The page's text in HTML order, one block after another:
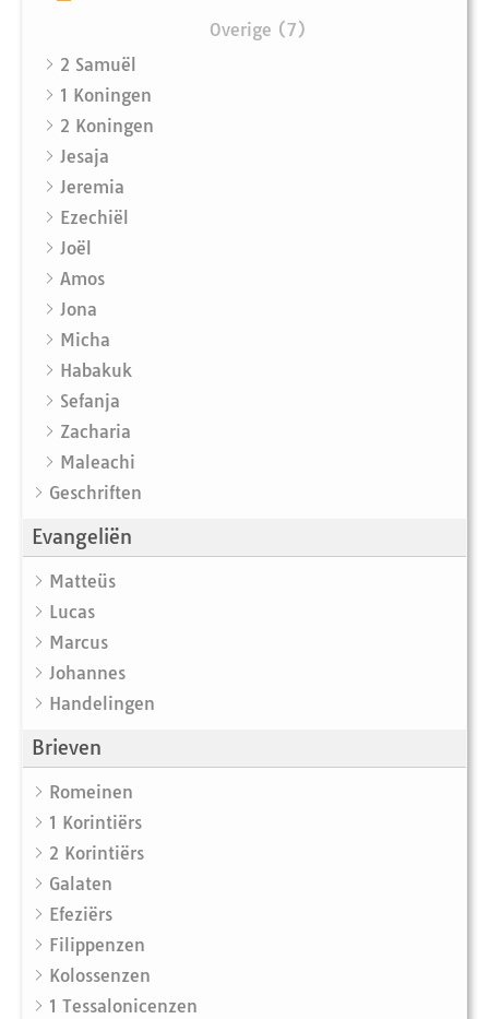
Overige (7)
2 Samuël
1 Koningen
2 Koningen
Jesaja
Jeremia
Ezechiël
Joël
Amos
Jona
Micha
Habakuk
Sefanja
Zacharia
Maleachi
Geschriften
Evangeliën
Matteüs
Lucas
Marcus
Johannes
Handelingen
Brieven
Romeinen
1 Korintiërs
2 Korintiërs
Galaten
Efeziërs
Filippenzen
Kolossenzen
1 Tessalonicenzen